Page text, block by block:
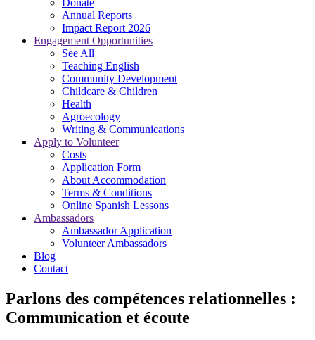
Donate
Annual Reports
Impact Report 2026
Engagement Opportunities
See All
Teaching English
Community Development
Childcare & Children
Health
Agroecology
Writing & Communications
Apply to Volunteer
Costs
Application Form
About Accommodation
Terms & Conditions
Online Spanish Lessons
Ambassadors
Ambassador Application
Volunteer Ambassadors
Blog
Contact
Parlons des compétences relationnelles :
Communication et écoute